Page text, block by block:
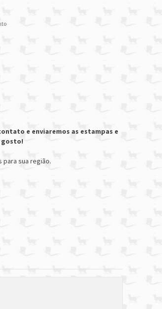
e enviaremos as estampas e
gosto!
sua região.